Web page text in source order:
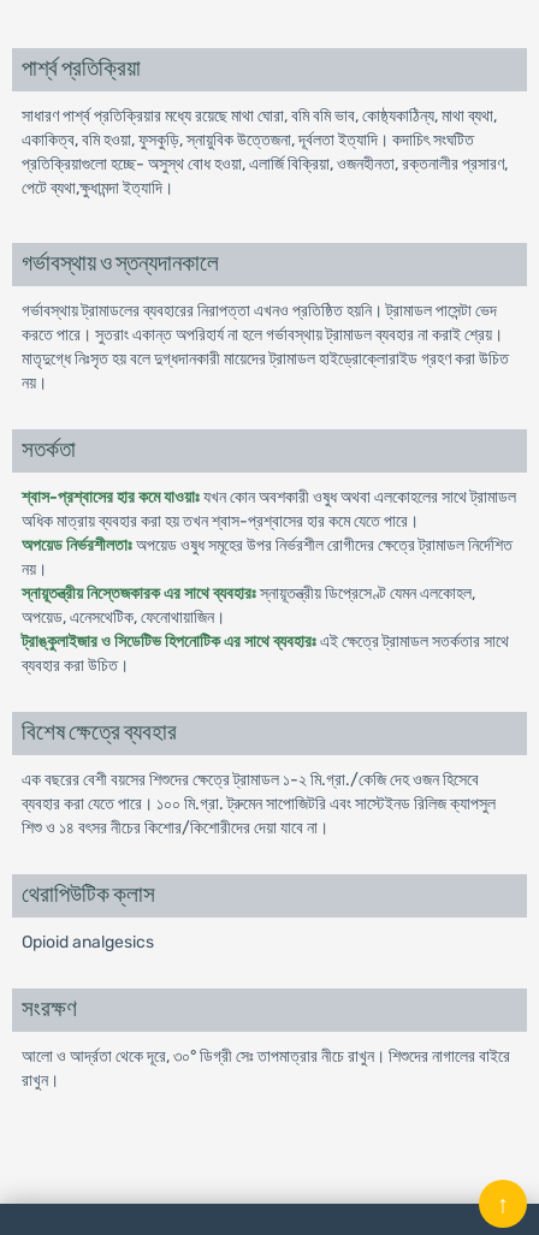
পার্শ্ব প্রতিক্রিয়া
সাধারণ পার্শ্ব প্রতিক্রিয়ার মধ্যে রয়েছে মাথা ঘোরা, বমি বমি ভাব, কোষ্ঠ্যকাঠিন্য, মাথা ব্যথা,
একাকিত্ব, বমি হওয়া, ফুসকুড়ি, স্নায়ুবিক উত্তেজনা, দূর্বলতা ইত্যাদি। কদাচিৎ সংঘটিত
প্রতিক্রিয়াগুলো হচ্ছে- অসুস্থ বোধ হওয়া, এলার্জি বিক্রিয়া, ওজনহীনতা, রক্তনালীর প্রসারণ,
পেটে ব্যথা,ক্ষুধামন্দা ইত্যাদি।
গর্ভাবস্থায় ও স্তন্যদানকালে
গর্ভাবস্থায় ট্রামাডলের ব্যবহারের নিরাপত্তা এখনও প্রতিষ্ঠিত হয়নি। ট্রামাডল পাসেন্টা ভেদ
করতে পারে। সুতরাং একান্ত অপরিহার্য না হলে গর্ভাবস্থায় ট্রামাডল ব্যবহার না করাই শ্রেয়।
মাতৃদুগ্ধে নিঃসৃত হয় বলে দুগ্ধদানকারী মায়েদের ট্রামাডল হাইড্রোক্লোরাইড গ্রহণ করা উচিত
নয়।
সতর্কতা
শ্বাস-প্রশ্বাসের হার কমে যাওয়াঃযখন কোন অবশকারী ওষুধ অথবা এলকোহলের সাথে ট্রামাডল
অধিক মাত্রায় ব্যবহার করা হয় তখন শ্বাস-প্রশ্বাসের হার কমে যেতে পারে।
অপয়েড নির্ভরশীলতাঃঅপয়েড ওষুধ সমূহের উপর নির্ভরশীল রোগীদের ক্ষেত্রে ট্রামাডল নির্দেশিত
নয়।
স্নায়ূতন্ত্রীয় নিস্তেজকারক এর সাথে ব্যবহারঃস্নায়ূতন্ত্রীয় ডিপ্রেসেণ্ট যেমন এলকোহল,
অপয়েড, এনেসথেটিক, ফেনোথায়াজিন।
ট্রাঙ্কুলাইজার ও সিডেটিভ হিপনোটিক এর সাথে ব্যবহারঃএই ক্ষেত্রে ট্রামাডল সতর্কতার সাথে
ব্যবহার করা উচিত।
বিশেষ ক্ষেত্রে ব্যবহার
এক বছরের বেশী বয়সের শিশুদের ক্ষেত্রে ট্রামাডল ১-২ মি.গ্রা./কেজি দেহ ওজন হিসেবে
ব্যবহার করা যেতে পারে। ১০০ মি.গ্রা. ট্রুমেন সাপোজিটরি এবং সাস্টেইনড রিলিজ ক্যাপসুল
শিশু ও ১৪ বৎসর নীচের কিশোর/কিশোরীদের দেয়া যাবে না।
থেরাপিউটিক ক্লাস
Opioid analgesics
সংরক্ষণ
আলো ও আর্দ্রতা থেকে দূরে, ৩০° ডিগ্রী সেঃ তাপমাত্রার নীচে রাখুন। শিশুদের নাগালের বাইরে
রাখুন।
↑